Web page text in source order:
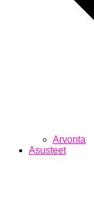
Arvonta
Asusteet